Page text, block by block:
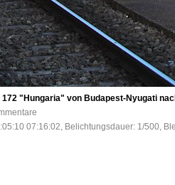
172 "Hungaria" von Budapest-Nyugati
07:16:02, Belichtungsdauer: 1/500,